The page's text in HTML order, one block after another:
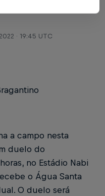
· 19:45 UTC
a campo nesta
duelo do
no Estádio Nabi
o Água Santa
O duelo será